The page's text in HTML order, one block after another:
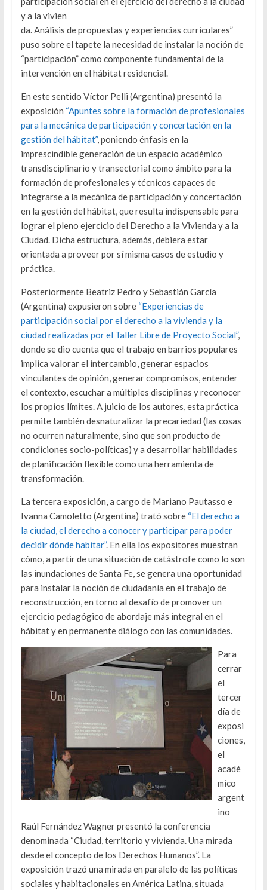
y a la vivien
da. Análisis de propuestas y experiencias curriculares”
puso sobre el tapete la necesidad de instalar la noción de
“participación” como componente fundamental de la
intervención en el hábitat residencial.
En este sentido Víctor Pelli (Argentina) presentó la
exposición “Apuntes sobre la formación de profesionales
para la mecánica de participación y concertación en la
gestión del hábitat”, poniendo énfasis en la
imprescindible generación de un espacio académico
transdisciplinario y transectorial como ámbito para la
formación de profesionales y técnicos capaces de
integrarse a la mecánica de participación y concertación
en la gestión del hábitat, que resulta indispensable para
lograr el pleno ejercicio del Derecho a la Vivienda y a la
Ciudad. Dicha estructura, además, debiera estar
orientada a proveer por sí misma casos de estudio y
práctica.
Posteriormente Beatriz Pedro y Sebastián García
(Argentina) expusieron sobre “Experiencias de
participación social por el derecho a la vivienda y la
ciudad realizadas por el Taller Libre de Proyecto Social”,
donde se dio cuenta que el trabajo en barrios populares
implica valorar el intercambio, generar espacios
vinculantes de opinión, generar compromisos, entender
el contexto, escuchar a múltiples disciplinas y reconocer
los propios límites. A juicio de los autores, esta práctica
permite también desnaturalizar la precariedad (las cosas
no ocurren naturalmente, sino que son producto de
condiciones socio-políticas) y a desarrollar habilidades
de planificación flexible como una herramienta de
transformación.
La tercera exposición, a cargo de Mariano Pautasso e
Ivanna Camoletto (Argentina) trató sobre “El derecho a
la ciudad, el derecho a conocer y participar para poder
decidir dónde habitar”. En ella los expositores muestran
cómo, a partir de una situación de catástrofe como lo son
las inundaciones de Santa Fe, se genera una oportunidad
para instalar la noción de ciudadanía en el trabajo de
reconstrucción, en torno al desafío de promover un
ejercicio pedagógico de abordaje más integral en el
hábitat y en permanente diálogo con las comunidades.
Para
cerrar
el
tercer
día de
exposi
ciones,
el
acadé
mico
argent
ino
Raúl Fernández Wagner presentó la conferencia
denominada “Ciudad, territorio y vivienda. Una mirada
desde el concepto de los Derechos Humanos”. La
exposición trazó una mirada en paralelo de las políticas
sociales y habitacionales en América Latina, situada